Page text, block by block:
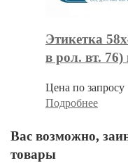
Этикетка
в рол. вт.
Цена по запросу
Подробнее
Вас возможно,
товары